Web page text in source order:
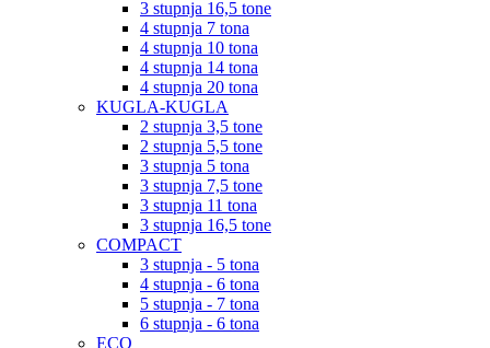
3 stupnja 16,5 tone
4 stupnja 7 tona
4 stupnja 10 tona
4 stupnja 14 tona
4 stupnja 20 tona
KUGLA-KUGLA
2 stupnja 3,5 tone
2 stupnja 5,5 tone
3 stupnja 5 tona
3 stupnja 7,5 tone
3 stupnja 11 tona
3 stupnja 16,5 tone
COMPACT
3 stupnja - 5 tona
4 stupnja - 6 tona
5 stupnja - 7 tona
6 stupnja - 6 tona
ECO